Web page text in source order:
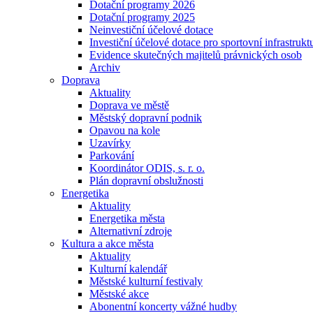
Dotační programy 2026
Dotační programy 2025
Neinvestiční účelové dotace
Investiční účelové dotace pro sportovní
Evidence skutečných majitelů právnických osob
Archiv
Doprava
Aktuality
Doprava ve městě
Městský dopravní podnik
Opavou na kole
Uzavírky
Parkování
Koordinátor ODIS, s. r. o.
Plán dopravní obslužnosti
Energetika
Aktuality
Energetika města
Alternativní zdroje
Kultura a akce města
Aktuality
Kulturní kalendář
Městské kulturní festivaly
Městské akce
Abonentní koncerty vážné hudby